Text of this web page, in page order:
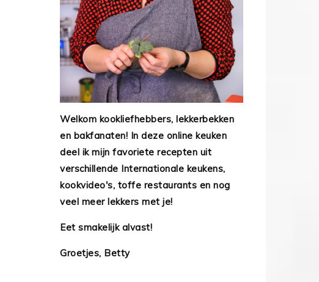
Welkom kookliefhebbers, lekkerbekken
en bakfanaten! In deze online keuken
deel ik mijn favoriete recepten uit
verschillende Internationale keukens,
kookvideo's, toffe restaurants en nog
veel meer lekkers met je!
Eet smakelijk alvast!
Groetjes, Betty